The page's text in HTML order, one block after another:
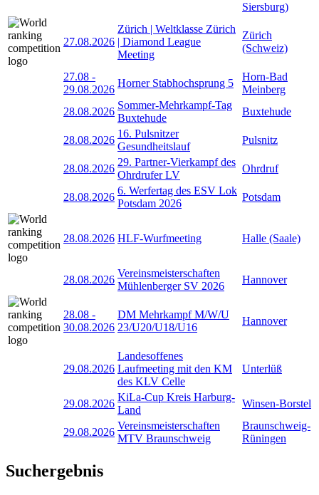
Siersburg)
27.08.2026
Zürich | Weltklasse Zürich
| Diamond League
Meeting
Zürich
(Schweiz)
27.08 -
29.08.2026
Horner Stabhochsprung 5
Horn-Bad
Meinberg
28.08.2026
Sommer-Mehrkampf-Tag
Buxtehude
Buxtehude
28.08.2026
16. Pulsnitzer
Gesundheitslauf
Pulsnitz
28.08.2026
29. Partner-Vierkampf des
Ohrdrufer LV
Ohrdruf
28.08.2026
6. Werfertag des ESV Lok
Potsdam 2026
Potsdam
28.08.2026 HLF-Wurfmeeting Halle (Saale)
28.08.2026
Vereinsmeisterschaften
Mühlenberger SV 2026
Hannover
28.08 -
30.08.2026
DM Mehrkampf M/W/U
23/U20/U18/U16
Hannover
29.08.2026
Landesoffenes
Laufmeeting mit den KM
des KLV Celle
Unterlüß
29.08.2026
KiLa-Cup Kreis Harburg-
Land
Winsen-Borstel
29.08.2026
Vereinsmeisterschaften
MTV Braunschweig
Braunschweig-
Rüningen
Suchergebnis